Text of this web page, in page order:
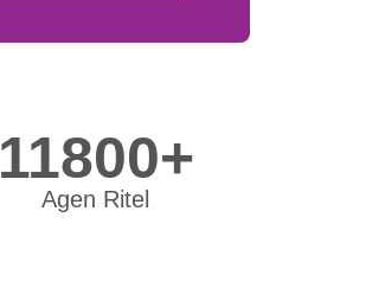
11800+
Agen Ritel